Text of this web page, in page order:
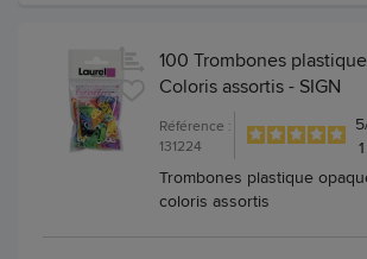
100 Trombones
Coloris assortis - SIGN
Référence :
131224
5
1
Trombones plastique
coloris assortis